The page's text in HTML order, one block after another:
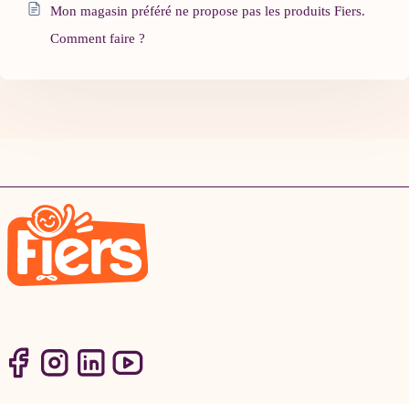
Mon magasin préféré ne propose pas les produits Fiers.
Comment faire ?